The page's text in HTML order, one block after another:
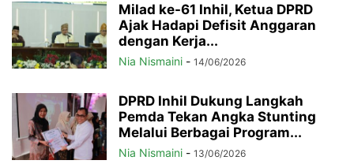
Milad ke-61 Inhil, Ketua DPRD
Ajak Hadapi Defisit Anggaran
dengan Kerja...
Nia Nismaini - 14/06/2026
DPRD Inhil Dukung Langkah
Pemda Tekan Angka Stunting
Melalui Berbagai Program...
Nia Nismaini - 13/06/2026